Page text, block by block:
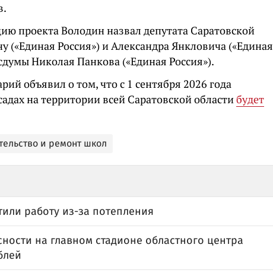
проекта Володин назвал депутата Саратовской
Россия») и Александра Янкловича («Единая
Николая Панкова («Единая Россия»).
объявил о том, что с 1 сентября 2026 года
на территории всей Саратовской областибудет
и ремонт школ
работу из-за потепления
на главном стадионе областного центра